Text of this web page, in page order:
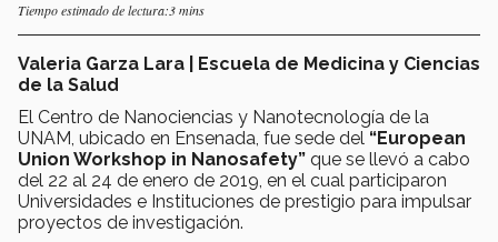
Tiempo estimado de lectura:3 mins
Valeria Garza Lara | Escuela de Medicina y Ciencias
de la Salud
El Centro de Nanociencias y Nanotecnología de la
UNAM, ubicado en Ensenada, fue sede del “European
Union Workshop in Nanosafety” que se llevó a cabo
del 22 al 24 de enero de 2019, en el cual participaron
Universidades e Instituciones de prestigio para impulsar
proyectos de investigación.